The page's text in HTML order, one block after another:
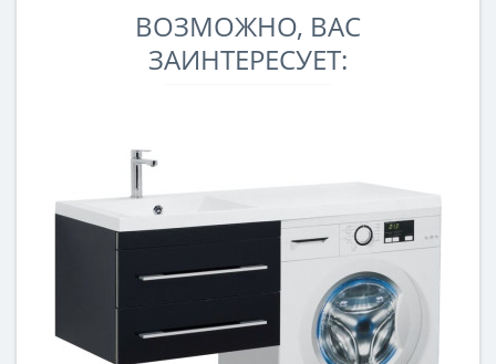
ВОЗМОЖНО, ВАС
ЗАИНТЕРЕСУЕТ: